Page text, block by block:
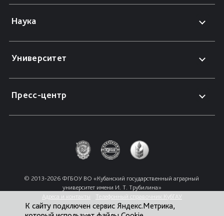
Наука
Университет
Пресс-центр
© 2013-2026 ФГБОУ ВО «Кубанский государственный аграрный
университет имени И. Т. Трубилина»
Адреса и контакты
Телефонный справочник КубГАУ
К сайту подключен сервис Яндекс.Метрика,